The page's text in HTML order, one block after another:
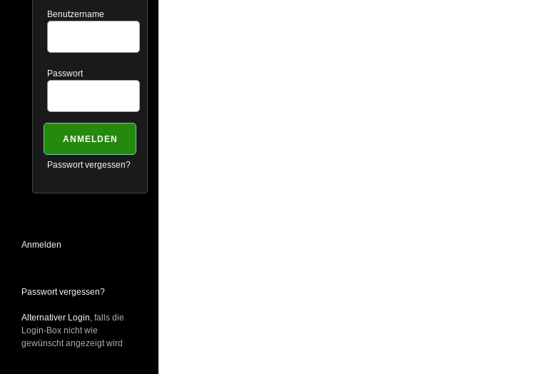
Benutzername
Passwort
Passwort vergessen?
Anmelden
Passwort vergessen?
Alternativer Login , falls die
Login-Box nicht wie
gewünscht angezeigt wird